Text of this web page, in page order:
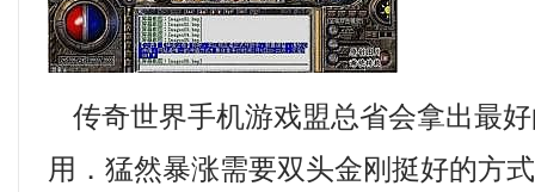
传奇世界手机游戏盟总省会拿出最
用．猛然暴涨需要双头金刚挺好的方